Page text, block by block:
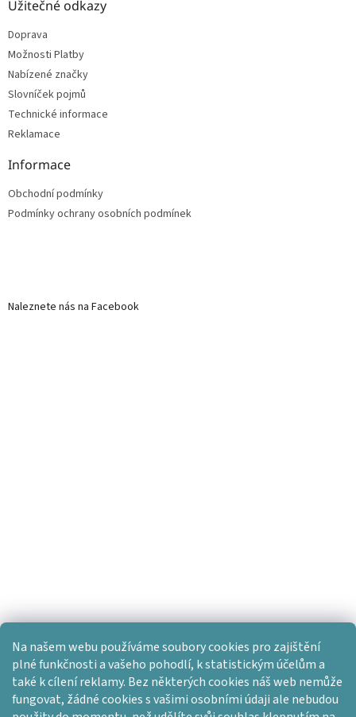
Na našem webu používáme soubory cookies pro zajištění
plné funkčnosti a vašeho pohodlí, k statistickým účelům a
také k cílení reklamy. Bez některých cookies náš web nemůže
fungovat, žádné cookies s vašimi osobními údaji ale nebudou
Užitečné odkazy
Doprava
Možnosti Platby
Nabízené značky
Slovníček pojmů
Technické informace
Reklamace
Informace
Obchodní podmínky
Podmínky ochrany osobních podmínek
Naleznete nás na Facebook